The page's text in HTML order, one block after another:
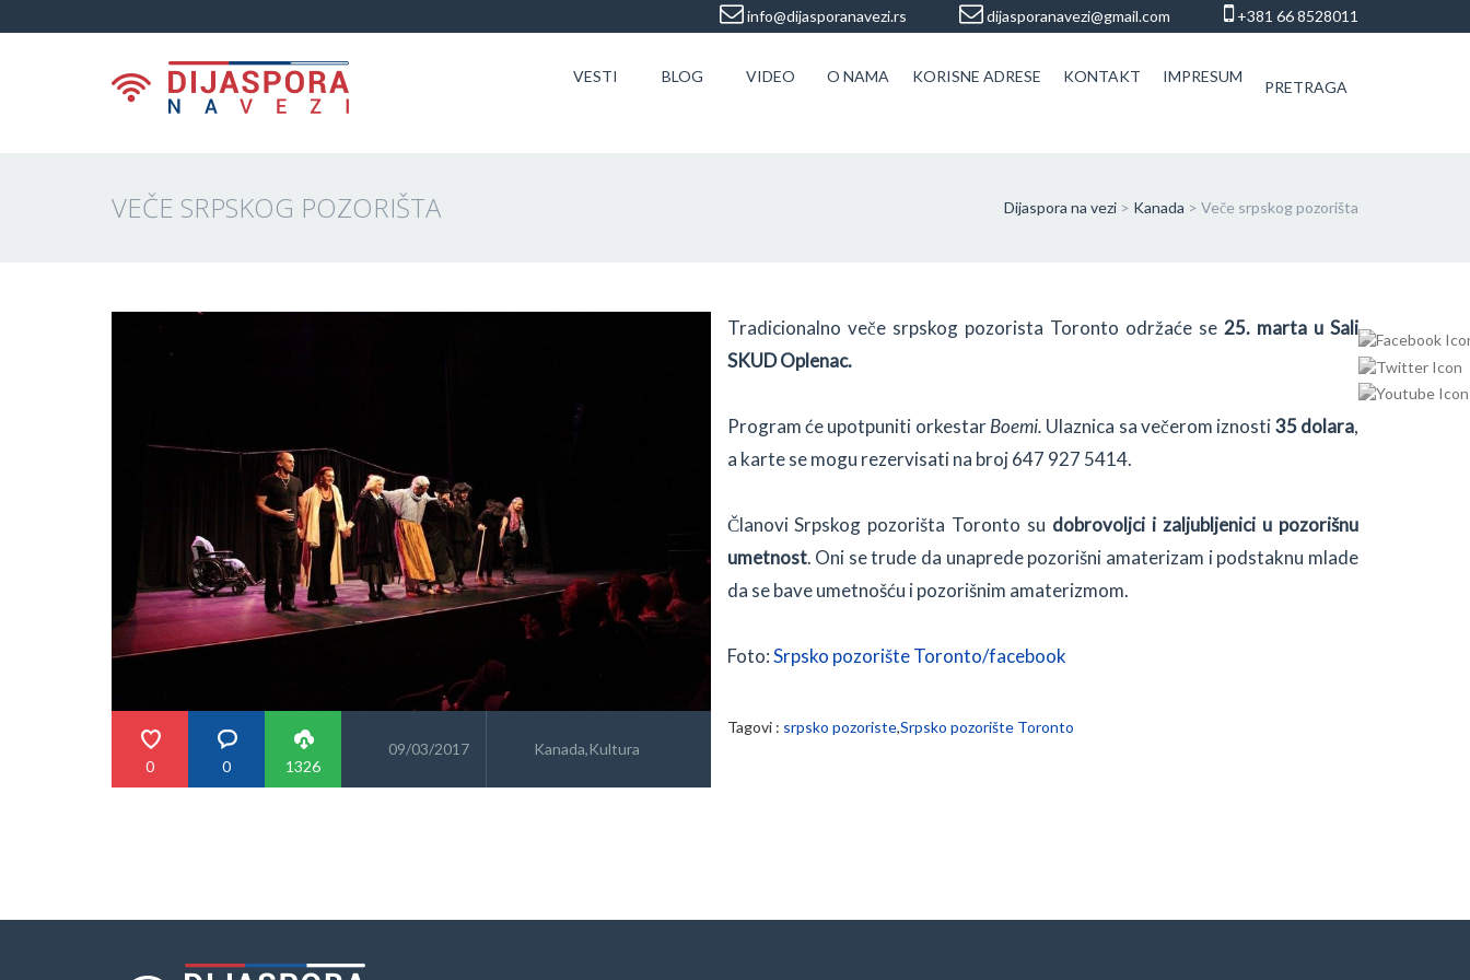
info@dijasporanavezi.rs dijasporanavezi@gmail.com +381 66 8528011
VESTI BLOG VIDEO O NAMA KORISNE ADRESE KONTAKT IMPRESUM
PRETRAGA
VEČE SRPSKOG POZORIŠTA Dijaspora na vezi > Kanada > Veče srpskog pozorišta
0 0 1326
09/03/2017 Kanada,Kultura
Tradicionalno veče srpskog pozorista Toronto održaće se25. marta u Sali
SKUD Oplenac.
Program će upotpuniti orkestarBoemi. Ulaznica sa večerom iznosti35 dolara,
a karte se mogu rezervisati na broj 647 927 5414.
Članovi Srpskog pozorišta Toronto su dobrovoljci i zaljubljenici u pozorišnu
umetnost. Oni se trude da unaprede pozorišni amaterizam i podstaknu mlade
da se bave umetnošću i pozorišnim amaterizmom.
Foto:Srpsko pozorište Toronto/facebook
Tagovi : srpsko pozoriste,Srpsko pozorište Toronto